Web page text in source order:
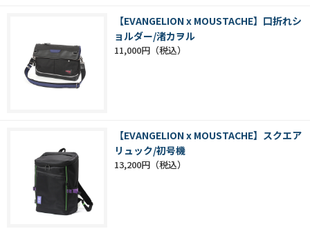
【EVANGELION x MOUSTACHE】口折れシ
ョルダー/渚カヲル
11,000円
【EVANGELION x MOUSTACHE】スクエア
リュック/初号機
13,200円